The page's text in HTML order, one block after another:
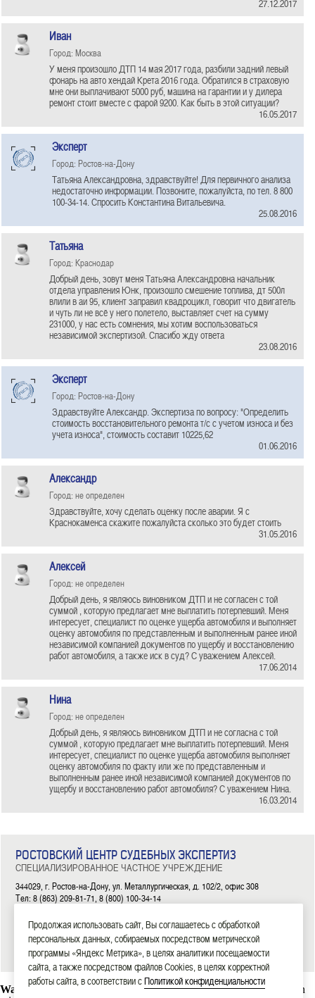
27.12.2017
Иван
Город: Москва
У меня произошло ДТП 14 мая 2017 года, разбили задний левый
фонарь на авто хендай Крета 2016 года. Обратился в страховую
мне они выплачивают 5000 руб, машина на гарантии и у дилера
ремонт стоит вместе с фарой 9200. Как быть в этой ситуации?
16.05.2017
Эксперт
Город: Ростов-на-Дону
Татьяна Александровна, здравствуйте! Для первичного анализа
недостаточно информации. Позвоните, пожалуйста, по тел. 8 800
100-34-14. Спросить Константина Витальевича.
25.08.2016
Татьяна
Город: Краснодар
Добрый день, зовут меня Татьяна Александровна начальник
отдела управления Юнк, произошло смешение топлива, дт 500л
влили в аи 95, клиент заправил квадроцикл, говорит что двигатель
и чуть ли не всё у него полетело, выставляет счет на сумму
231000, у нас есть сомнения, мы хотим воспользоваться
независимой экспертизой. Спасибо жду ответа
23.08.2016
Эксперт
Город: Ростов-на-Дону
Здравствуйте Александр. Экспертиза по вопросу: "Определить
стоимость восстановительного ремонта т/с с учетом износа и без
учета износа", стоимость составит 10225,62
01.06.2016
Александр
Город: не определен
Здравствуйте, хочу сделать оценку после аварии. Я с
Краснокаменса скажите пожалуйста сколько это будет стоить
31.05.2016
Алексей
Город: не определен
Добрый день, я являюсь виновником ДТП и не согласен с той
суммой , которую предлагает мне выплатить потерпевший. Меня
интересует, специалист по оценке ущерба автомобиля и выполняет
оценку автомобиля по представленным и выполненным ранее иной
независимой компанией документов по ущербу и восстановлению
работ автомобиля, а также иск в суд? С уважением Алексей.
17.06.2014
Нина
Город: не определен
Добрый день, я являюсь виновником ДТП и не согласна с той
суммой , которую предлагает мне выплатить потерпевший. Меня
интересует, специалист по оценке ущерба автомобиля выполняет
оценку автомобиля по факту или же по представленным и
выполненным ранее иной независимой компанией документов по
ущербу и восстановлению работ автомобиля? С уважением Нина.
16.03.2014
РОСТОВСКИЙ ЦЕНТР СУДЕБНЫХ ЭКСПЕРТИЗ
СПЕЦИАЛИЗИРОВАННОЕ ЧАСТНОЕ УЧРЕЖДЕНИЕ
344029, г. Ростов-на-Дону, ул. Металлургическая, д. 102/2, офис 308
Тел: 8 (863) 209-81-71, 8 (800) 100-34-14
ГЛАВНАЯ|ЭКСПЕРТИЗЫ|НОВОСТИ|ДОКУМЕНТЫ|О НАС|КОНТАКТЫ
2006—2026 СЧУ «Ростовский центр судебных экспертиз»
Warning
: mysql_connect(): Headers and client library minor version
Продолжая использовать сайт, Вы соглашаетесь с обработкой
персональных данных, собираемых посредством метрической
программы «Яндекс Метрика», в целях аналитики посещаемости
сайта, а также посредством файлов Cookies, в целях корректной
работы сайта, в соответствии сПолитикой конфиденциальности